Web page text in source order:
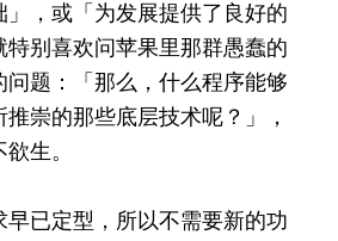
」，或「为发展提供了良好的
别喜欢问苹果里那群愚蠢的
问题：「那么，什么程序能够
崇的那些底层技术呢？」，
生。
已定型，所以不需要新的功